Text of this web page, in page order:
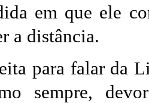
em que ele
a distância.
para falar da
sempre,